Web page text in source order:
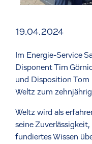
19.04.2024
Im Energie-Service
Disponent Tim
und Disposition
Weltz zum
Weltz wird als
seine
fundiertes Wissen